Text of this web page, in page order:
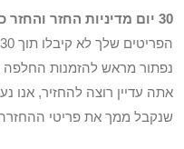
30 יום מדיניות החזר והחזר כספי
נפתור מראש להזמנות החלפה
אתה עדיין רוצה להחזיר, אנו
שנקבל ממך את פריטי